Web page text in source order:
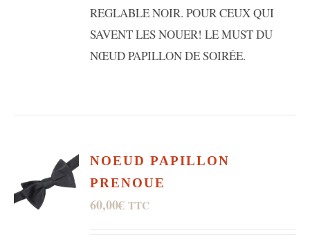
REGLABLE NOIR. POUR CEUX QUI
SAVENT LES NOUER! LE MUST DU
NŒUD PAPILLON DE SOIRÉE.
NOEUD PAPILLON
PRENOUE
60,00€ TTC